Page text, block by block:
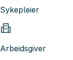
Sykepleier
Arbeidsgiver